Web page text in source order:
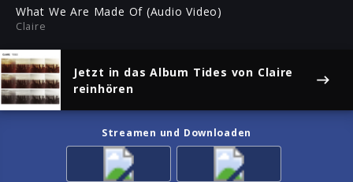
What We Are Made Of (Audio Video)
Claire
Jetzt in das Album Tides von Claire
reinhören
Streamen und Downloaden